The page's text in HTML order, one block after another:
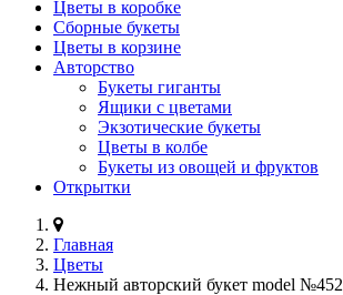
Цветы в коробке
Сборные букеты
Цветы в корзине
Авторство
Букеты гиганты
Ящики с цветами
Экзотические букеты
Цветы в колбе
Букеты из овощей и фруктов
Открытки
Главная
Цветы
Нежный авторский букет model №452